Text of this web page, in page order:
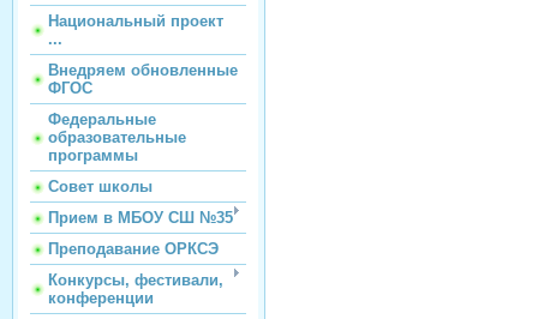
Национальный проект
...
Внедряем обновленные
ФГОС
Федеральные
образовательные
программы
Совет школы
Прием в МБОУ СШ №35
Преподавание ОРКСЭ
Конкурсы, фестивали,
конференции